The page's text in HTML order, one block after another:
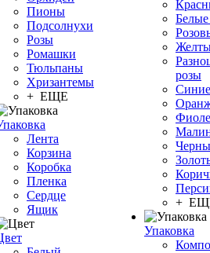
Пионы
Подсолнухи
Розы
Ромашки
Тюльпаны
Хризантемы
+ ЕЩЕ
Лента
Корзина
Коробка
Пленка
Сердце
Ящик
розы
+
Упаковка